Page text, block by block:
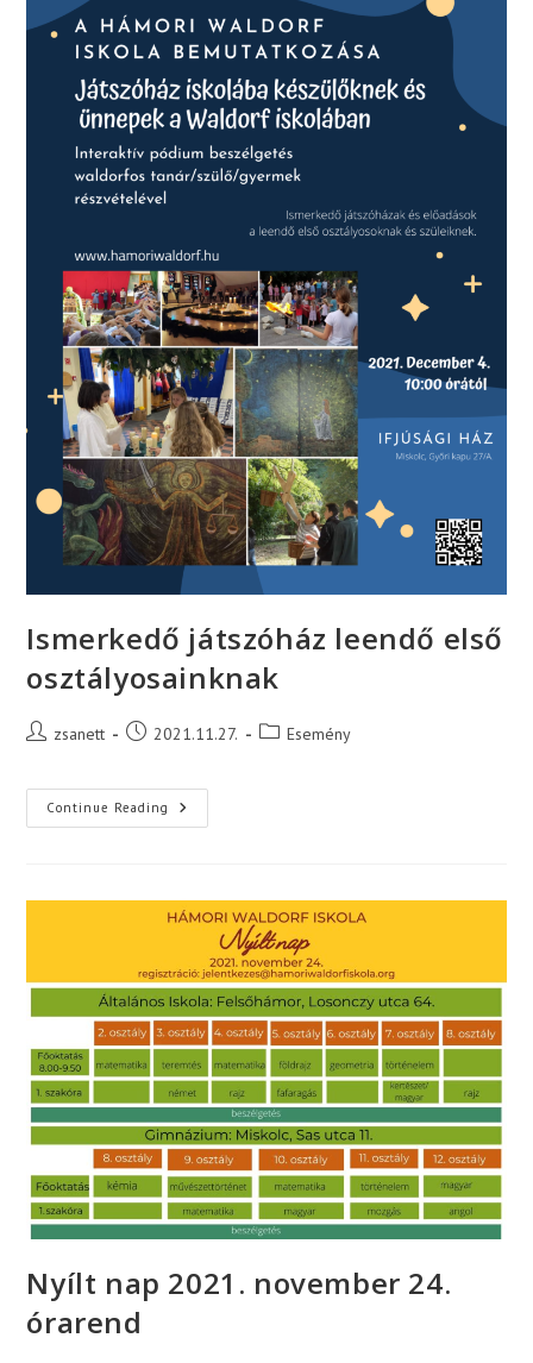
Ismerkedő játszóház leendő első
osztályosainknak
Postzsanett
Post2021.11.27.
PostEsemény
Continue Reading Ismerkedő
Játszóház
Nyílt nap 2021. november 24.
órarend